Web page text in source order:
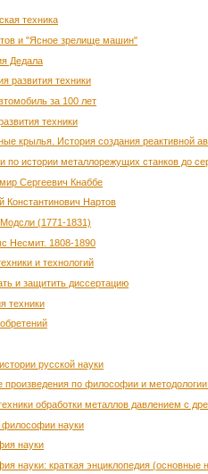
техника
и "Ясное зрелище машин"
Дедала
развития техники
за 100 лет
техники
крылья. История создания реактивной
по истории металлорежущих станков до
Сергеевич Кнаббе
Константинович Нартов
(1771-1831)
Несмит. 1808-1890
и технологий
и защитить диссертацию
техники
русской науки
по философии и методологии
обработки металлов давлением с
науки
науки
науки: краткая энциклопедия (основные